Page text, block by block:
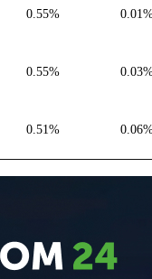
0.55%
0.55%
0.51%